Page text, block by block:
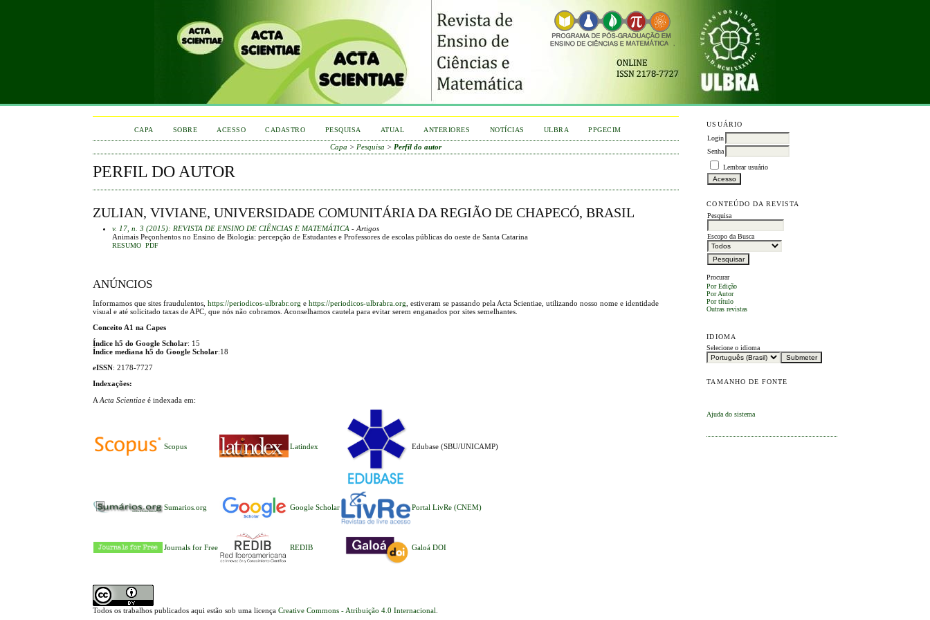
USUÁRIO
Login
Senha
Lembrar usuário
CONTEÚDO DA REVISTA
Pesquisa
Escopo da Busca
Procurar
Por Edição
Por Autor
Por título
Outras revistas
IDIOMA
Selecione o idioma
TAMANHO DE FONTE
Ajuda do sistema
CAPA SOBRE ACESSO CADASTRO PESQUISA ATUAL ANTERIORES NOTÍCIAS ULBRA PPGECIM
Capa > Pesquisa > Perfil do autor
PERFIL DO AUTOR
ZULIAN, VIVIANE, UNIVERSIDADE COMUNITÁRIA DA REGIÃO DE CHAPECÓ, BRASIL
v. 17, n. 3 (2015): REVISTA DE ENSINO DE CIÊNCIAS E MATEMÁTICA - Artigos
Animais Peçonhentos no Ensino de Biologia: percepção de Estudantes e Professores de escolas públicas do oeste de Santa Catarina
RESUMO PDF
ANÚNCIOS
Informamos que sites fraudulentos,https://periodicos-ulbrabr.org ehttps://periodicos-ulbrabra.org , estiveram se passando pela Acta Scientiae, utilizando nosso nome e identidade
visual e até solicitado taxas de APC, que nós não cobramos. Aconselhamos cautela para evitar serem enganados por sites semelhantes.
Conceito A1 na Capes
Índice h5 do Google Scholar: 15
Índice mediana h5 do Google Scholar:18
eISSN: 2178-7727
Indexações:
AActa Scientiaeé indexada em:
Scopus Latindex Edubase (SBU/UNICAMP)
Sumarios.org Google Scholar Portal LivRe (CNEM)
Journals for Free REDIB Galoá DOI
Todos os trabalhos publicados aqui estão sob uma licençaCreative Commons - Atribuição 4.0 Internacional